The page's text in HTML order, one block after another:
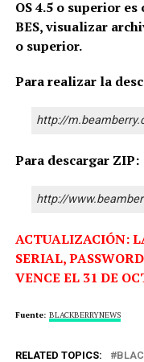
OS 4.5 o superior
BES, visualizar
o superior.
Para realizar la
http://
Para descargar ZIP:
http://
ACTUALIZACIÓN:
SERIAL,
VENCE EL 31 DE
Fuente: BLACKBERRYNEWS
RELATED TOPICS: